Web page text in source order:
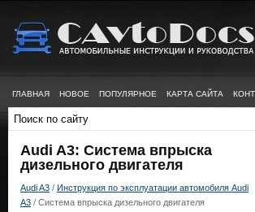
ГЛАВНАЯ НОВОЕ ПОПУЛЯРНОЕ КАРТА САЙТА
Audi A3: Система впрыска
дизельного двигателя
Audi A3 / Инструкция по эксплуатации автомобиля Audi
A3 / Система впрыска дизельного двигателя